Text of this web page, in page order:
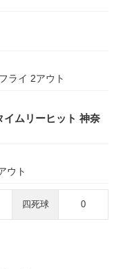
ライ 2アウト
イムリーヒット 神奈
ウト
四死球 0